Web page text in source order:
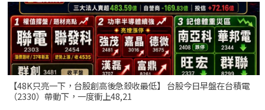
【48K只亮一下，台股創高後急殺收最低】 台股今日早盤在台積電
（2330）帶動下，一度衝上48,21